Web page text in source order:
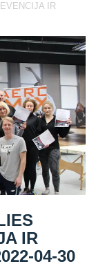
Pilates treneris
Grupinių
treneris
Fizinio rengimo
IR
IR
04-30